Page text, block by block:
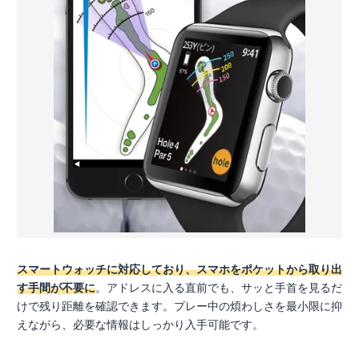
スマートウォッチに対応しており、スマホをポケットから取り出
す手間が不要に。アドレスに入る直前でも、サッと手首を見るだ
けで残り距離を確認できます。プレー中の煩わしさを最小限に抑
えながら、必要な情報はしっかり入手可能です。